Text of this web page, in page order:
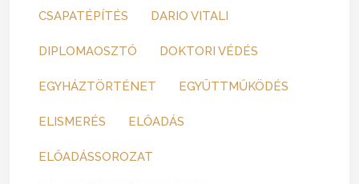
CSAPATÉPÍTÉS DARIO VITALI
DIPLOMAOSZTÓ DOKTORI VÉDÉS
EGYHÁZTÖRTÉNET EGYÜTTMŰKÖDÉS
ELISMERÉS ELŐADÁS
ELŐADÁSSOROZAT